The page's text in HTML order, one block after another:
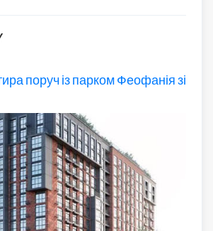
поруч із парком Феофанія зі